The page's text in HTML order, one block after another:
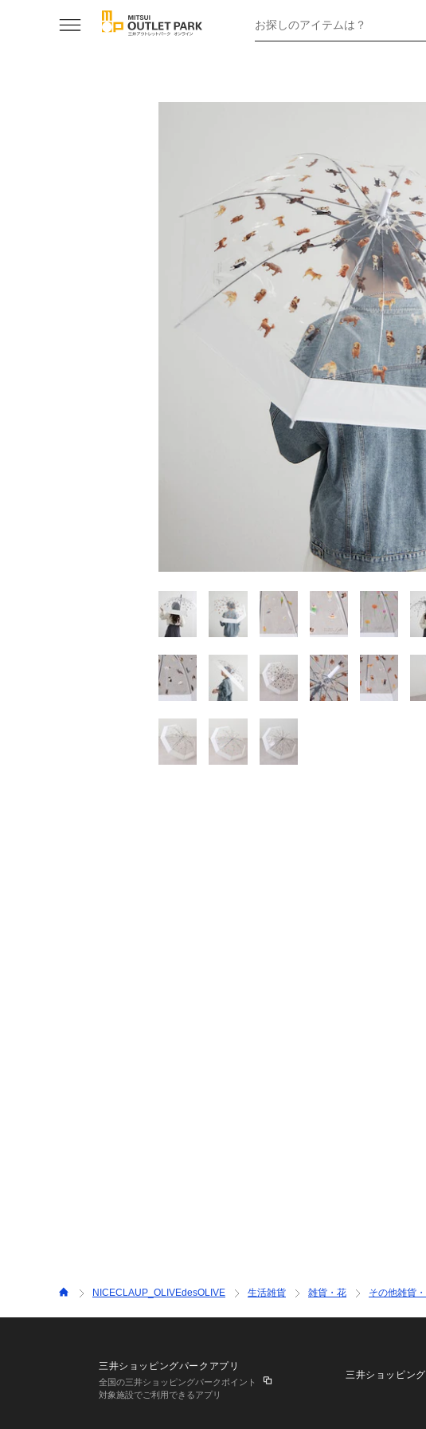
お探しのアイテムは？
NICECLAUP_OLIVEdesOLIVE 生活雑貨 雑貨・花 その他雑貨
三井ショッピングパークアプリ
全国の三井ショッピングパークポイント
対象施設でご利用できるアプリ
三井ショッピン